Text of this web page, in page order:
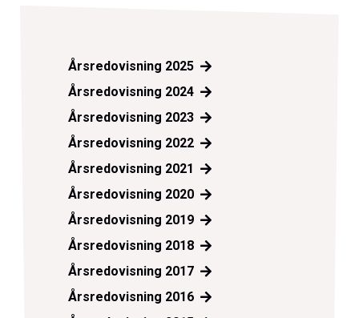
Årsredovisning 2025
Årsredovisning 2024
Årsredovisning 2023
Årsredovisning 2022
Årsredovisning 2021
Årsredovisning 2020
Årsredovisning 2019
Årsredovisning 2018
Årsredovisning 2017
Årsredovisning 2016